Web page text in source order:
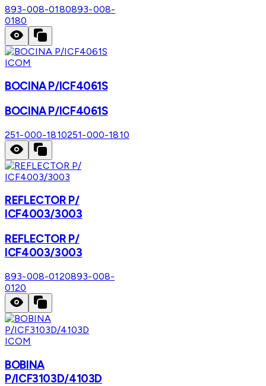
893-008-0180893-008-
0180
ICOM
BOCINA P/ICF4061S
BOCINA P/ICF4061S
251-000-1810251-000-1810
REFLECTOR P/
ICF4003/3003
REFLECTOR P/
ICF4003/3003
893-008-0120893-008-
0120
ICOM
BOBINA
P/ICF3103D/4103D